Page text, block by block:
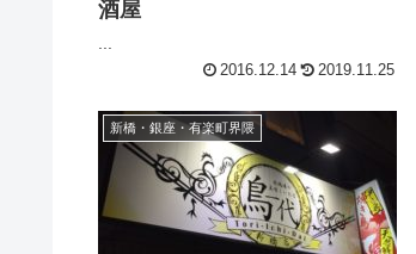
酒屋
2016.12.14 2019.11.25
新橋・銀座・有楽町界隈